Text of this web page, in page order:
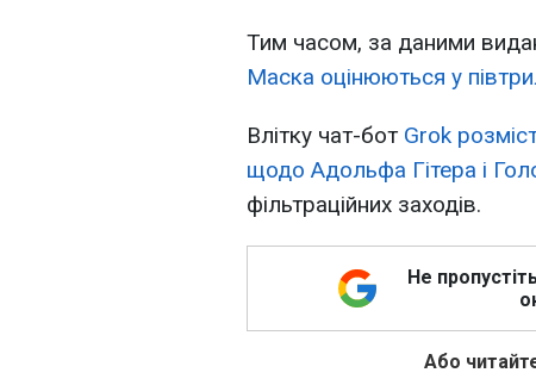
Тим часом, за даними
Маска оцінюються у
Влітку чат-бот Grok
щодо Адольфа Гітера і
фільтраційних заходів.
Не
Або